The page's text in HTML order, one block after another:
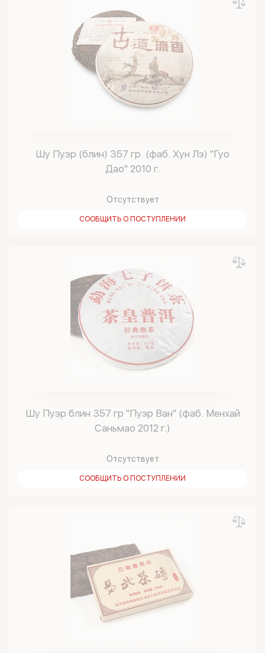
Шу Пуэр (блин) 357 гр. (фаб. Хун Лэ) "Гуо
Дао" 2010 г.
Отсутствует
СООБЩИТЬ О ПОСТУПЛЕНИИ
Шу Пуэр блин 357 гр "Пуэр Ван" (фаб. Менхай
Саньмао 2012 г.)
Отсутствует
СООБЩИТЬ О ПОСТУПЛЕНИИ